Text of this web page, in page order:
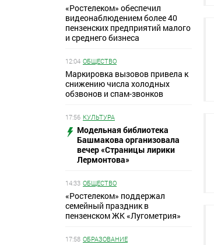
«Ростелеком» обеспечил
видеонаблюдением более 40
пензенских предприятий малого
и среднего бизнеса
12:04 ОБЩЕСТВО
Маркировка вызовов привела к
снижению числа холодных
обзвонов и спам-звонков
17:56 КУЛЬТУРА
Модельная библиотека
Башмакова организовала
вечер «Страницы лирики
Лермонтова»
14:33 ОБЩЕСТВО
«Ростелеком» поддержал
семейный праздник в
пензенском ЖК «Лугометрия»
17:58 ОБРАЗОВАНИЕ